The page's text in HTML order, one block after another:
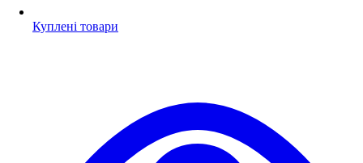
Куплені товари